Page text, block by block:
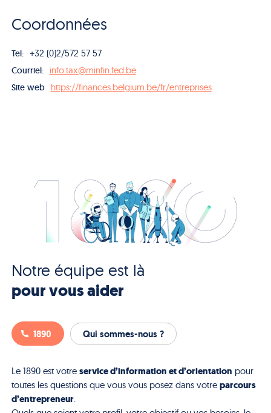
Coordonnées
Tel: +32 (0)2/572 57 57
Courriel: info.tax@minfin.fed.be
Site web https://finances.belgium.be/fr/entreprises
Notre équipe est là
pour vous aider
1890 Qui sommes-nous ?
Le 1890 est votre service d’information et d’orientation pour
toutes les questions que vous vous posez dans votre parcours
d’entrepreneur.